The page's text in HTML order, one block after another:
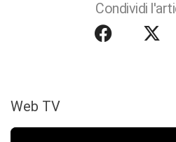
Condividi
Web TV